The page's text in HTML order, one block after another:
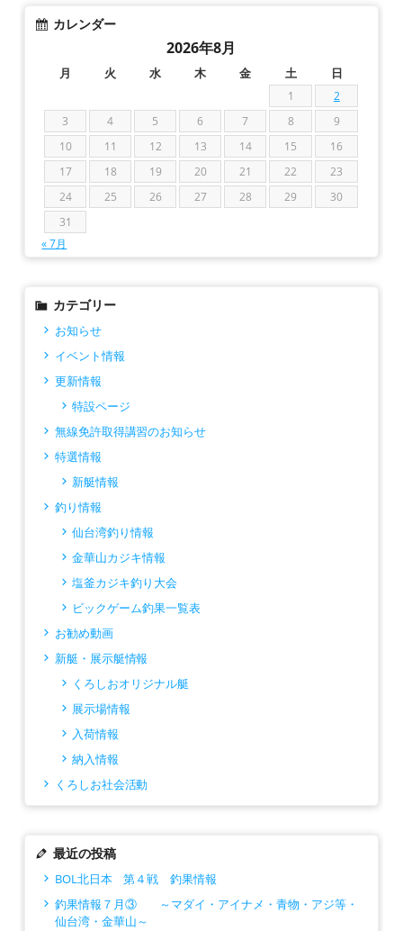
カレンダー
2026年8月
月 火 水 木 金 土 日
1
2
3
4 5 6 7 8
9
10
11 12 13 14 15
16
17
18 19 20 21 22
23
24
25 26 27 28 29
30
31
« 7月
カテゴリー
お知らせ
イベント情報
更新情報
特設ページ
無線免許取得講習のお知らせ
特選情報
新艇情報
釣り情報
仙台湾釣り情報
金華山カジキ情報
塩釜カジキ釣り大会
ビックゲーム釣果一覧表
お勧め動画
新艇・展示艇情報
くろしおオリジナル艇
展示場情報
入荷情報
納入情報
くろしお社会活動
最近の投稿
BOL北日本 第４戦 釣果情報
釣果情報７月③ ～マダイ・アイナメ・青物・アジ等・
仙台湾・金華山～